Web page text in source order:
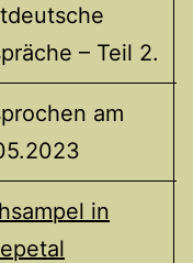
– Teil 2.
am
in